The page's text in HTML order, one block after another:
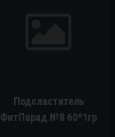
Подсластитель
ФитПарад №8 60*1гр